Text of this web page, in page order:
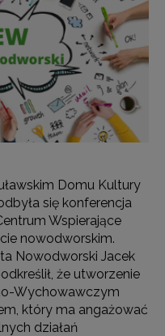
Domu Kultury
się konferencja
Wspierające
nowodworskim.
Nowodworski Jacek
że utworzenie
Wychowawczym
który ma angażować
działań